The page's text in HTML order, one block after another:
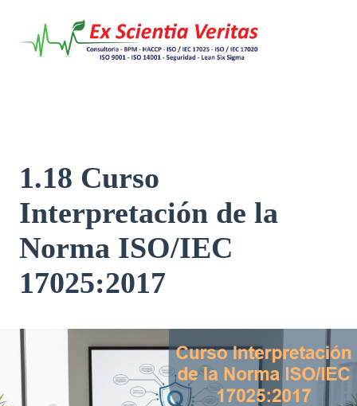
contenido
1.18 Curso
Interpretación de la
Norma ISO/IEC
17025:2017